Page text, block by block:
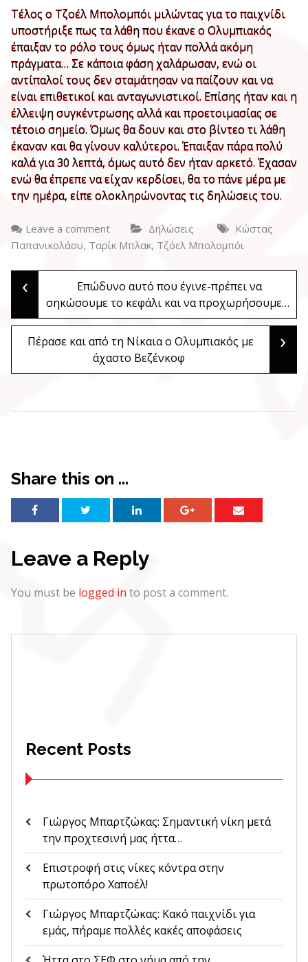
Τέλος ο Τζοέλ Μπολομπόι μιλώντας για το παιχνίδι
υποστήριξε πως τα λάθη που έκανε ο Ολυμπιακός
έπαιξαν το ρόλο τους όμως ήταν πολλά ακόμη
πράγματα… Σε κάποια φάση χαλάρωσαν, ενώ οι
αντίπαλοί τους δεν σταμάτησαν να παίζουν και να
είναι επιθετικοί και ανταγωνιστικοί. Επίσης ήταν και η
έλλειψη συγκέντρωσης αλλά και προετοιμασίας σε
τέτοιο σημείο. Όμως θα δουν και στο βίντεο τι λάθη
έκαναν και θα γίνουν καλύτεροι. Έπαιξαν πάρα πολύ
καλά για 30 λεπτά, όμως αυτό δεν ήταν αρκετό. Έχασαν
ενώ θα έπρεπε να είχαν κερδίσει, θα το πάνε μέρα με
την ημέρα, είπε ολοκληρώνοντας τις δηλώσεις του.
Leave a comment Δηλώσεις
Κώστας
Παπανικολάου, Ταρίκ Μπλακ, Τζόελ Μπολομπόι
Post
navigation
‹
Επώδυνο αυτό που έγινε-πρέπει να
σηκώσουμε το κεφάλι και να προχωρήσουμε…
Πέρασε και από τη Νίκαια ο Ολυμπιακός με
άχαστο Βεζένκοφ
›
Share this on ...
Leave a Reply
You must be logged in to post a comment.
Recent Posts
Γιώργος Μπαρτζώκας: Σημαντική νίκη μετά
την προχτεσινή μας ήττα…
Επιστροφή στις νίκες κόντρα στην
πρωτοπόρο Χαποέλ!
Γιώργος Μπαρτζώκας: Κακό παιχνίδι για
εμάς, πήραμε πολλές κακές αποφάσεις